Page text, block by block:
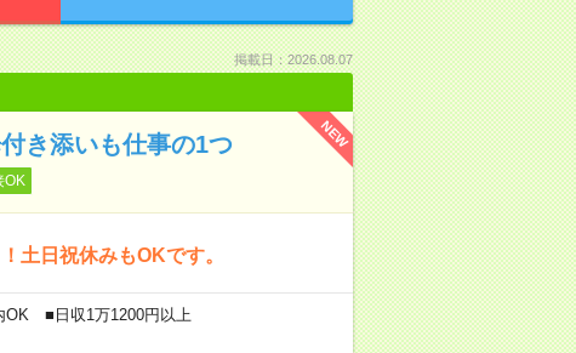
掲載日：2026.08.07
NEW
き添いも仕事の1つ
OK
日祝休みもOKです。
■日収1万1200円以上